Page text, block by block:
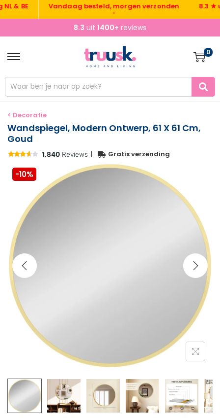
BE Vandaag besteld, morgen verzonden 8.3 ★ uit
8.3 uit 1400+ reviews
0
< Decoratie
Wandspiegel, Modern Ontwerp, 61 X 61 Cm,
Goud
| Gratis verzending
-10%